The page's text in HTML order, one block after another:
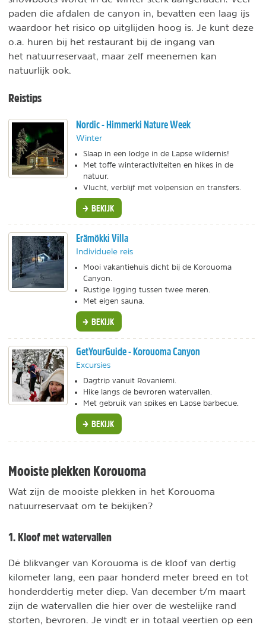
paden die afdalen de canyon in, bevatten een laag ijs
waardoor het risico op uitglijden hoog is. Je kunt deze
o.a. huren bij het restaurant bij de ingang van
het natuurreservaat, maar zelf meenemen kan
natuurlijk ook.
Reistips
Nordic - Himmerki Nature Week
Winter
Slaap in een lodge in de Lapse wildernis!
Met toffe winteractiviteiten en hikes in de
natuur.
Vlucht, verblijf met volpension en transfers.
BEKIJK
Erämökki Villa
Individuele reis
Mooi vakantiehuis dicht bij de Korouoma
Canyon.
Rustige ligging tussen twee meren.
Met eigen sauna.
BEKIJK
GetYourGuide - Korouoma Canyon
Excursies
Dagtrip vanuit Rovaniemi.
Hike langs de bevroren watervallen.
Met gebruik van spikes en Lapse barbecue.
BEKIJK
Mooiste plekken Korouoma
Wat zijn de mooiste plekken in het Korouoma
natuurreservaat om te bekijken?
1. Kloof met watervallen
Dé blikvanger van Korouoma is de kloof van dertig
kilometer lang, een paar honderd meter breed en tot
honderddertig meter diep. Van december t/m maart
zijn de watervallen die hier over de westelijke rand
storten, bevroren. Je vindt er in totaal veertien op een